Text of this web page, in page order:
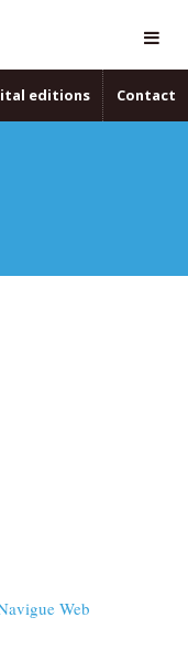
editions Contact
Web